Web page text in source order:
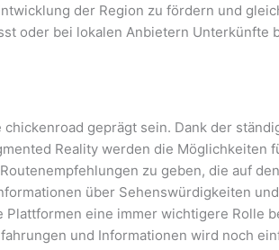
der Region zu fördern und
oder bei lokalen Anbietern Unterkünfte
geprägt sein. Dank der
Reality werden die Möglichkeiten
zu geben, die auf
über Sehenswürdigkeiten
eine immer wichtigere Rolle
und Informationen wird noch